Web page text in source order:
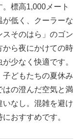
標高1,000メート
が低く、クーラーな
スそのはら」のゴン
から夜にかけての時
少なく快適です。
どもたちの夏休み
の澄んだ空気と満
なし。混雑を避け
おすすめです。